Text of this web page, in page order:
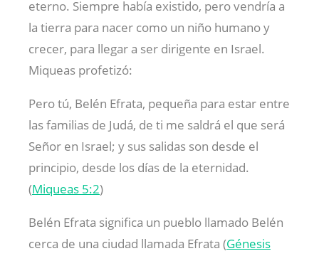
eterno. Siempre había existido, pero vendría a
la tierra para nacer como un niño humano y
crecer, para llegar a ser dirigente en Israel.
Miqueas profetizó:
Pero tú, Belén Efrata, pequeña para estar entre
las familias de Judá, de ti me saldrá el que será
Señor en Israel; y sus salidas son desde el
principio, desde los días de la eternidad.
(Miqueas 5:2)
Belén Efrata significa un pueblo llamado Belén
cerca de una ciudad llamada Efrata (Génesis